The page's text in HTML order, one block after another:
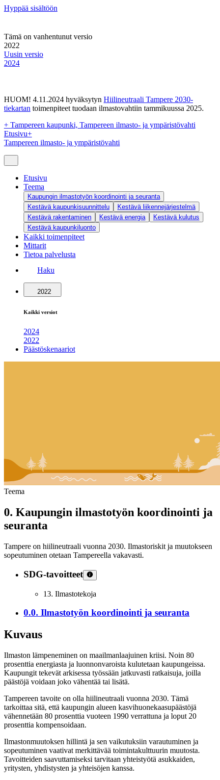
Hyppää sisältöön
Tämä on vanhentunut versio
2022
Uusin versio
2024
HUOM! 4.11.2024 hyväksytyn Hiilineutraali Tampere 2030-
tiekartan toimenpiteet tuodaan ilmastovahtiin tammikuussa 2025.
+ Tampereen kaupunki, Tampereen ilmasto- ja ympäristövahti
Etusivu+
Tampereen ilmasto- ja ympäristövahti
Etusivu
Teema
Kaupungin ilmastotyön koordinointi ja seuranta
Kestävä kaupunkisuunnittelu
Kestävä liikennejärjestelmä
Kestävä rakentaminen
Kestävä energia
Kestävä kulutus
Kestävä kaupunkiluonto
Kaikki toimenpiteet
Mittarit
Tietoa palvelusta
Haku
2022
Kaikki versiot
2024
2022
Päästöskenaariot
Teema
0. Kaupungin ilmastotyön koordinointi ja
seuranta
Tampere on hiilineutraali vuonna 2030. Ilmastoriskit ja muutokseen
sopeutuminen otetaan Tampereella vakavasti.
SDG-tavoitteet
13. Ilmastotekoja
0.0. Ilmastotyön koordinointi ja seuranta
Kuvaus
Ilmaston lämpeneminen on maailmanlaajuinen kriisi. Noin 80
prosenttia energiasta ja luonnonvaroista kulutetaan kaupungeissa.
Kaupungit tekevät arkisessa työssään jatkuvasti ratkaisuja, joilla
päästöjä voidaan joko vähentää tai lisätä.
Tampereen tavoite on olla hiilineutraali vuonna 2030. Tämä
tarkoittaa sitä, että kaupungin alueen kasvihuonekaasupäästöjä
vähennetään 80 prosenttia vuoteen 1990 verrattuna ja loput 20
prosenttia kompensoidaan.
Ilmastonmuutoksen hillintä ja sen vaikutuksiin varautuminen ja
sopeutuminen vaativat merkittävää toimintakulttuurin muutosta.
Tavoitteiden saavuttamiseksi tarvitaan yhteistyötä asukkaiden,
yritysten, yhdistysten ja yhteisöjen kanssa.